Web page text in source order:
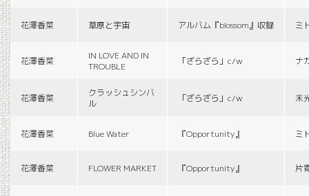
花澤香菜 草原と宇宙 アルバム『blossom』収録 ミ
花澤香菜
IN LOVE AND IN
TROUBLE
「ざらざら」c/w ナ
花澤香菜
クラッシュシンバ
ル
「ざらざら」c/w 末
花澤香菜 Blue Water 『Opportunity』 ミ
花澤香菜 FLOWER MARKET 『Opportunity』 片